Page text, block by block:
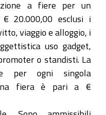
a fiere per un
20.000,00 esclusi i
viaggio e alloggio, i
uso gadget,
o standisti. La
per ogni singola
fiera è pari a €